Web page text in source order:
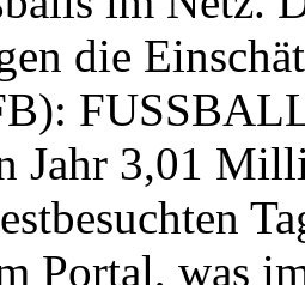
die
Jahr 3,01
Portal, was